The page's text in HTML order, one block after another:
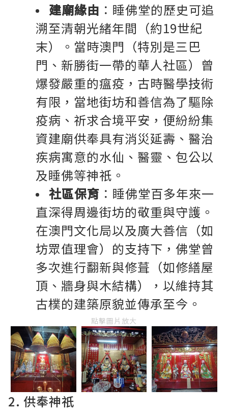
建廟緣由 ：睡佛堂的歷史可追
溯至清朝光緒年間（約19世紀
末）。當時澳門（特別是三巴
門、新勝街一帶的華人社區）曾
爆發嚴重的瘟疫，古時醫學技術
有限，當地街坊和善信為了驅除
疫病、祈求合境平安，便紛紛集
資建廟供奉具有消災延壽、醫治
疾病寓意的水仙、醫靈、包公以
及睡佛等神祇。
社區保育 ：睡佛堂百多年來一
直深得周邊街坊的敬重與守護。
在澳門文化局以及廣大善信（如
坊眾值理會）的支持下，佛堂曾
多次進行翻新與修葺（如修繕屋
頂、牆身與木結構），以維持其
古樸的建築原貌並傳承至今。
點擊圖片放大
2. 供奉神祇